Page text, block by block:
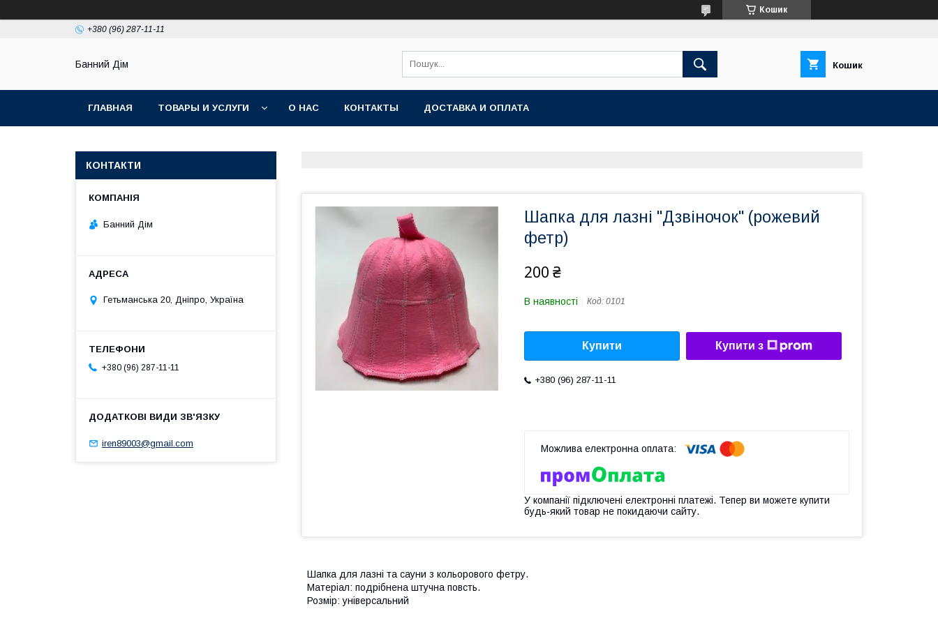
Кошик
+380 (96) 287-11-11
Банний Дім Кошик
ГЛАВНАЯ ТОВАРЫ И УСЛУГИ О НАС КОНТАКТЫ ДОСТАВКА И ОПЛАТА
Шапка для лазні "Дзвіночок" (рожевий
фетр)
200 ₴
В наявності Код: 0101
Купити Купити з
+380 (96) 287-11-11
У компанії підключені електронні платежі. Тепер ви можете купити
будь-який товар не покидаючи сайту.
Шапка для лазні та сауни з кольорового фетру.
Матеріал: подрібнена штучна повсть.
Розмір: універсальний
КОНТАКТИ
Банний Дім
Гетьманська 20, Дніпро, Україна
+380 (96) 287-11-11
iren89003@gmail.com